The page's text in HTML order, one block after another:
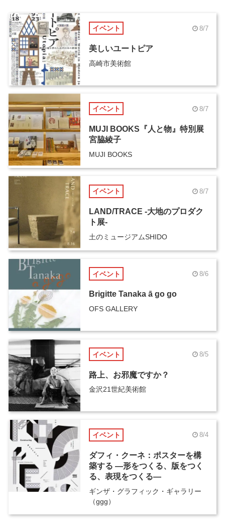
イベント 8/7
美しいユートピア
高崎市美術館
イベント 8/7
MUJI BOOKS『人と物』特別展
宮脇綾子
MUJI BOOKS
イベント 8/7
LAND/TRACE -大地のプロダク
ト展-
土のミュージアムSHIDO
イベント 8/6
Brigitte Tanaka ā go go
OFS GALLERY
イベント 8/5
路上、お邪魔ですか？
金沢21世紀美術館
イベント 8/4
ダフィ・クーネ：ポスターを構
築する ―形をつくる、版をつく
る、表現をつくる―
ギンザ・グラフィック・ギャラリー
（ggg）